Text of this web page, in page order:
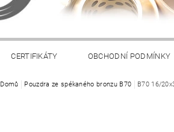
CERTIFIKÁTY OBCHODNÍ PODMÍNKY
Domů Pouzdra ze spékaného bronzu B70 B70 16/